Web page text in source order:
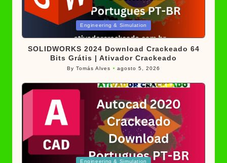
Engineering & Simulation
SOLIDWORKS 2024 Download Crackeado 64
Bits Grátis | Ativador Crackeado
Posted
ByTomás Alves agosto 5, 2026
Engineering & Simulation